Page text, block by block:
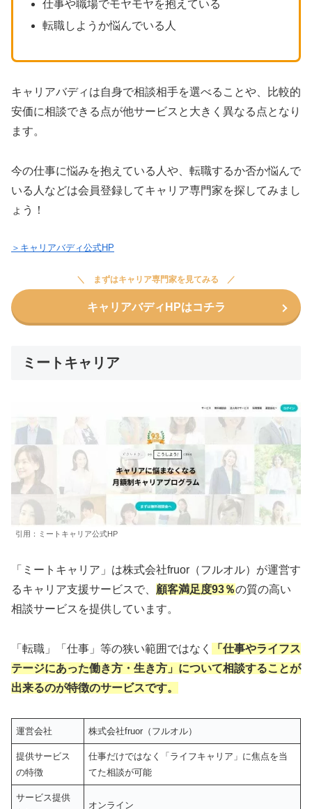
仕事や職場でモヤモヤを抱えている
転職しようか悩んでいる人
キャリアバディは自身で相談相手を選べることや、比較的
安価に相談できる点が他サービスと大きく異なる点となり
ます。
今の仕事に悩みを抱えている人や、転職するか否か悩んで
いる人などは会員登録してキャリア専門家を探してみまし
ょう！
＞キャリアバディ公式HP
まずはキャリア専門家を見てみる
キャリアバディHPはコチラ
ミートキャリア
引用：ミートキャリア公式HP
「ミートキャリア」は株式会社fruor（フルオル）が運営す
るキャリア支援サービスで、 顧客満足度93％の質の高い
相談サービスを提供しています。
「転職」「仕事」等の狭い範囲ではなく
「仕事やライフス
テージにあった働き方・生き方」について相談することが
出来るのが特徴のサービスです。
運営会社 株式会社fruor（フルオル）
提供サービス
の特徴
仕事だけではなく「ライフキャリア」に焦点を当
てた相談が可能
サービス提供
オンライン